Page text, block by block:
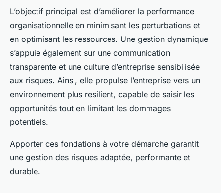
L’objectif principal est d’améliorer la performance
organisationnelle en minimisant les perturbations et
en optimisant les ressources. Une gestion dynamique
s’appuie également sur une communication
transparente et une culture d’entreprise sensibilisée
aux risques. Ainsi, elle propulse l’entreprise vers un
environnement plus resilient, capable de saisir les
opportunités tout en limitant les dommages
potentiels.
Apporter ces fondations à votre démarche garantit
une gestion des risques adaptée, performante et
durable.